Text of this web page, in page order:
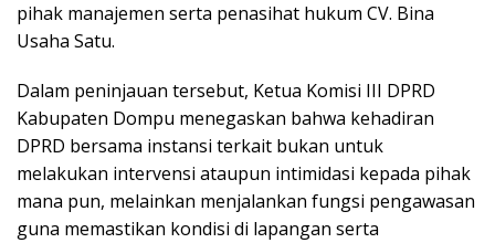
pihak manajemen serta penasihat hukum CV. Bina
Usaha Satu.
Dalam peninjauan tersebut, Ketua Komisi III DPRD
Kabupaten Dompu menegaskan bahwa kehadiran
DPRD bersama instansi terkait bukan untuk
melakukan intervensi ataupun intimidasi kepada pihak
mana pun, melainkan menjalankan fungsi pengawasan
guna memastikan kondisi di lapangan serta